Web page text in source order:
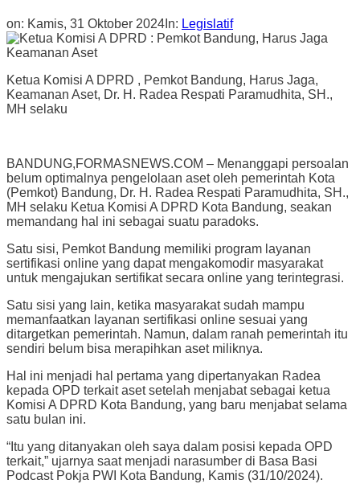
on: Kamis, 31 Oktober 2024 In: Legislatif
Ketua Komisi A DPRD , Pemkot Bandung, Harus Jaga,
Keamanan Aset, Dr. H. Radea Respati Paramudhita, SH.,
MH selaku
BANDUNG,FORMASNEWS.COM – Menanggapi persoalan
belum optimalnya pengelolaan aset oleh pemerintah Kota
(Pemkot) Bandung, Dr. H. Radea Respati Paramudhita, SH.,
MH selaku Ketua Komisi A DPRD Kota Bandung, seakan
memandang hal ini sebagai suatu paradoks.
Satu sisi, Pemkot Bandung memiliki program layanan
sertifikasi online yang dapat mengakomodir masyarakat
untuk mengajukan sertifikat secara online yang terintegrasi.
Satu sisi yang lain, ketika masyarakat sudah mampu
memanfaatkan layanan sertifikasi online sesuai yang
ditargetkan pemerintah. Namun, dalam ranah pemerintah itu
sendiri belum bisa merapihkan aset miliknya.
Hal ini menjadi hal pertama yang dipertanyakan Radea
kepada OPD terkait aset setelah menjabat sebagai ketua
Komisi A DPRD Kota Bandung, yang baru menjabat selama
satu bulan ini.
“Itu yang ditanyakan oleh saya dalam posisi kepada OPD
terkait,” ujarnya saat menjadi narasumber di Basa Basi
Podcast Pokja PWI Kota Bandung, Kamis (31/10/2024).